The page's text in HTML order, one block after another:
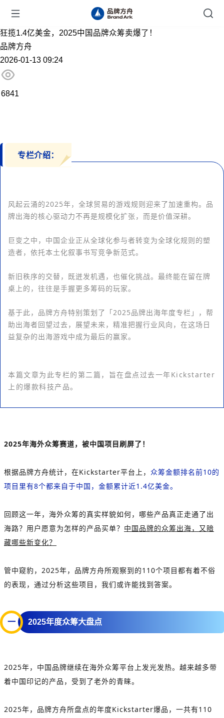
狂揽1.4亿美金，2025中国品牌众筹卖爆了！
品牌方舟
2026-01-13 09:24
6841
专栏介绍：
风起云涌的2025年，全球贸易的游戏规则迎来了加速重构。品
牌出海的核心驱动力不再是规模化扩张，而是价值深耕。
巨变之中，中国企业正从全球化参与者转变为全球化规则的塑
造者，依托本土化叙事书写竞争新范式。
新旧秩序的交替，既迸发机遇，也催化挑战。最终能在留在牌
桌上的，往往是手握更多筹码的玩家。
基于此，品牌方舟特别策划了「2025品牌出海年度专栏」，帮
助出海者回望过去，展望未来，精准把握行业风向，在这场日
益复杂的出海游戏中成为最后的赢家。
本篇文章为此专栏的第二篇，旨在盘点过去一年Kickstarter
上的爆款科技产品。
2025年海外众筹赛道，被中国项目刷屏了！
根据品牌方舟统计，在Kickstarter平台上， 众筹金额排名前10的
项目里有8个都来自于中国，金额累计近1.4亿美金。
回顾这一年，海外众筹的真实样貌如何，哪些产品真正走通了出
海路？用户愿意为怎样的产品买单？ 中国品牌的众筹出海，又暗
藏哪些新变化？
管中窥豹，2025年，品牌方舟所观察到的110个项目都有着不俗
的表现，通过分析这些项目，我们或许能找到答案。
一 2025年度众筹大盘点
2025年，中国品牌继续在海外众筹平台上发光发热。越来越多带
着中国印记的产品，受到了老外的青睐。
2025年，品牌方舟所盘点的年度Kickstarter爆品，一共有110